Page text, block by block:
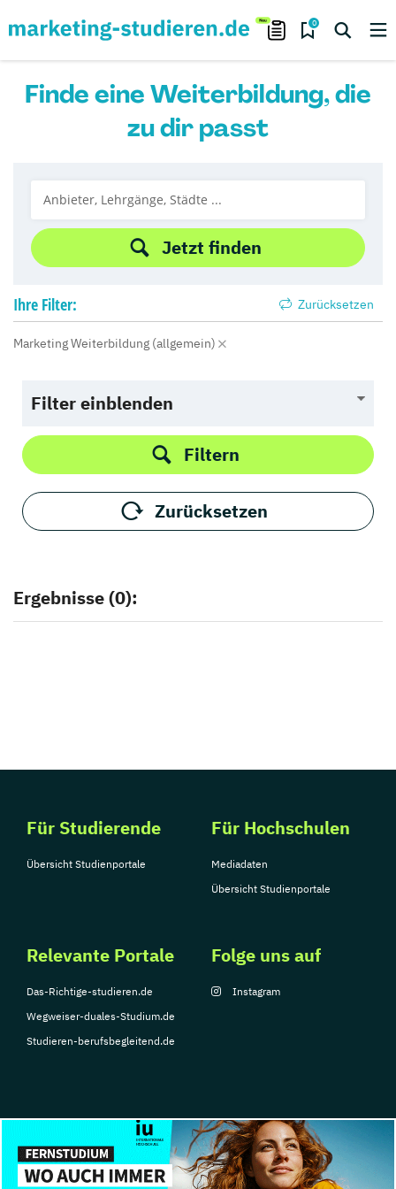
0
Finde eine Weiterbildung, die
zu dir passt
Jetzt finden
Ihre Filter: Zurücksetzen
Marketing Weiterbildung (allgemein)
Filter einblenden
Filtern
Zurücksetzen
Ergebnisse (0):
Für Studierende
Übersicht Studienportale
Für Hochschulen
Mediadaten
Übersicht Studienportale
Relevante Portale
Das-Richtige-studieren.de
Wegweiser-duales-Studium.de
Studieren-berufsbegleitend.de
Folge uns auf
Instagram
© Copyright 2026, TarGroup Media GmbH
Impressum
Datenschutzerklärung Nutzungsbedingungen